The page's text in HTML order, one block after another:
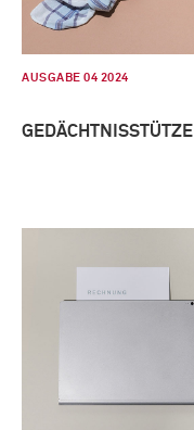
AUSGABE 04 2024
GEDÄCHTNISSTÜTZE